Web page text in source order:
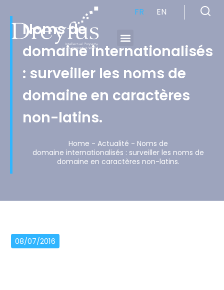
FR EN
Noms de
domaine internationalisés
: surveiller les noms de
domaine en caractères
non-latins.
Home - Actualité - Noms de
domaine internationalisés : surveiller les noms de
domaine en caractères non-latins.
08/07/2016